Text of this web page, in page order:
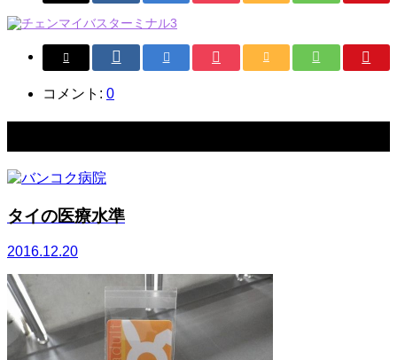
コメント: 0
タイの医療水準
2016.12.20